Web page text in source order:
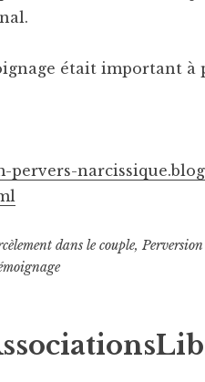
était important à
pervers-
dans le couple,